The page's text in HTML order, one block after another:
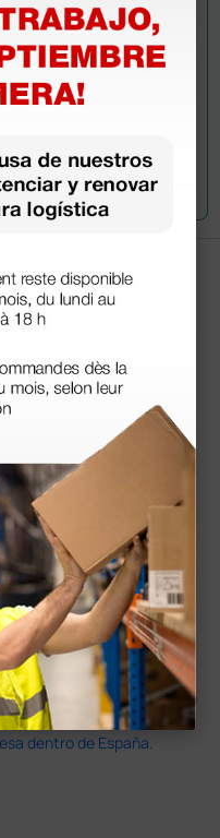
caro los portes y el
mas barato que en
el envío cuesta más
dentro de España.